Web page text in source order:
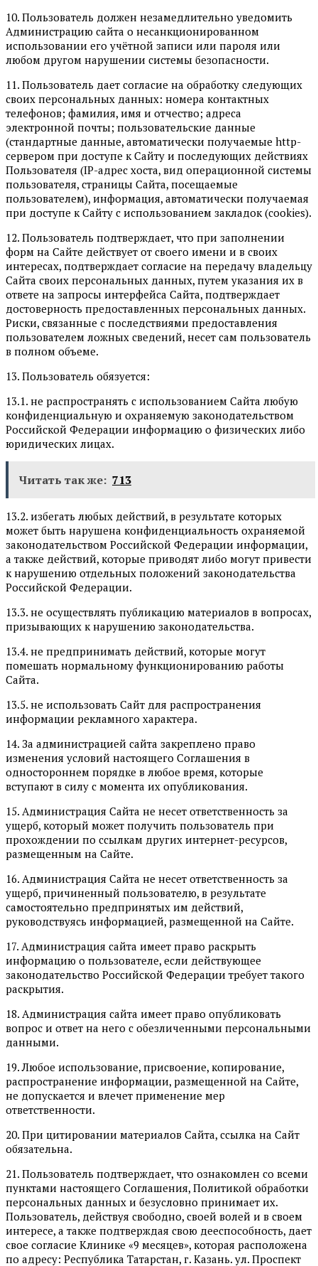
10. Пользователь должен незамедлительно уведомить
Администрацию сайта о несанкционированном
использовании его учётной записи или пароля или
любом другом нарушении системы безопасности.
11. Пользователь дает согласие на обработку следующих
своих персональных данных: номера контактных
телефонов; фамилия, имя и отчество; адреса
электронной почты; пользовательские данные
(стандартные данные, автоматически получаемые http-
сервером при доступе к Сайту и последующих действиях
Пользователя (IP-адрес хоста, вид операционной системы
пользователя, страницы Сайта, посещаемые
пользователем), информация, автоматически получаемая
при доступе к Сайту с использованием закладок (cookies).
12. Пользователь подтверждает, что при заполнении
форм на Сайте действует от своего имени и в своих
интересах, подтверждает согласие на передачу владельцу
Сайта своих персональных данных, путем указания их в
ответе на запросы интерфейса Сайта, подтверждает
достоверность предоставленных персональных данных.
Риски, связанные с последствиями предоставления
пользователем ложных сведений, несет сам пользователь
в полном объеме.
13. Пользователь обязуется:
13.1. не распространять с использованием Сайта любую
конфиденциальную и охраняемую законодательством
Российской Федерации информацию о физических либо
юридических лицах.
Читать так же: 713
13.2. избегать любых действий, в результате которых
может быть нарушена конфиденциальность охраняемой
законодательством Российской Федерации информации,
а также действий, которые приводят либо могут привести
к нарушению отдельных положений законодательства
Российской Федерации.
13.3. не осуществлять публикацию материалов в вопросах,
призывающих к нарушению законодательства.
13.4. не предпринимать действий, которые могут
помешать нормальному функционированию работы
Сайта.
13.5. не использовать Сайт для распространения
информации рекламного характера.
14. За администрацией сайта закреплено право
изменения условий настоящего Соглашения в
одностороннем порядке в любое время, которые
вступают в силу с момента их опубликования.
15. Администрация Сайта не несет ответственность за
ущерб, который может получить пользователь при
прохождении по ссылкам других интернет-ресурсов,
размещенным на Сайте.
16. Администрация Сайта не несет ответственность за
ущерб, причиненный пользователю, в результате
самостоятельно предпринятых им действий,
руководствуясь информацией, размещенной на Сайте.
17. Администрация сайта имеет право раскрыть
информацию о пользователе, если действующее
законодательство Российской Федерации требует такого
раскрытия.
18. Администрация сайта имеет право опубликовать
вопрос и ответ на него с обезличенными персональными
данными.
19. Любое использование, присвоение, копирование,
распространение информации, размещенной на Сайте,
не допускается и влечет применение мер
ответственности.
20. При цитировании материалов Сайта, ссылка на Сайт
обязательна.
21. Пользователь подтверждает, что ознакомлен со всеми
пунктами настоящего Соглашения, Политикой обработки
персональных данных и безусловно принимает их.
Пользователь, действуя свободно, своей волей и в своем
интересе, а также подтверждая свою дееспособность, дает
свое согласие Клинике «9 месяцев», которая расположена
по адресу: Республика Татарстан, г. Казань. ул. Проспект